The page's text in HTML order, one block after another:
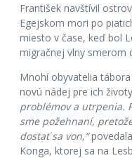
František navštívil
Egejskom mori po
miesto v čase, keď bol
migračnej vlny smerom
Mnohí obyvatelia
novú nádej pre ich
problémov a utrpenia.
sme požehnaní,
dostať sa von,“
Konga, ktorej sa na